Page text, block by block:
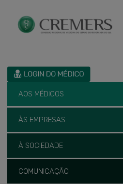
AOS MÉDICOS
ÀS EMPRESAS
À SOCIEDADE
COMUNICAÇÃO